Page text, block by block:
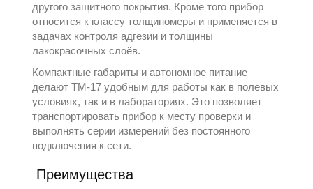
другого защитного покрытия. Кроме того прибор
относится к классутолщиномеры и применяется в
задачах контроля адгезии и толщины
лакокрасочных слоёв.
Компактные габариты и автономное питание
делают TM-17 удобным для работы как в полевых
условиях, так и в лабораториях. Это позволяет
транспортировать прибор к месту проверки и
выполнять серии измерений без постоянного
подключения к сети.
Преимущества